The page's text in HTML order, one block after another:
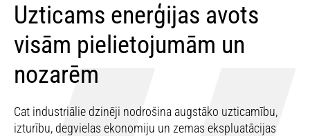
Uzticams enerģijas avots
visām pielietojumām un
nozarēm
Cat industriālie dzinēji nodrošina augstāko uzticamību,
izturību, degvielas ekonomiju un zemas ekspluatācijas